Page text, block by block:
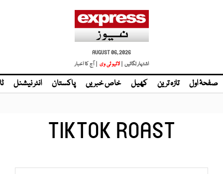
AUGUST 06, 2026
اشتہار لگائیں | لائیو ٹی وی | آج کا اخبار
صفحۂ اول تازہ ترین کھیل خاص خبریں پاکستان انٹر نیشنل
TIKTOK ROAST